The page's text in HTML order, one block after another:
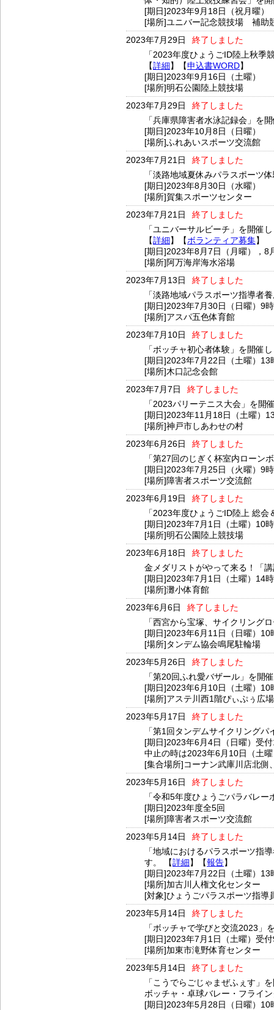
[期日]2023年9月18日（祝月曜）
[場所]ユニバー記念競技場 補助
2023年7月29日
終了しました
「2023年度ひょうごID陸上秋
【詳細】【申込書WORD】
[期日]2023年9月16日（土曜）
[場所]明石公園陸上競技場
2023年7月29日
終了しました
「兵庫県障害者水泳記録会」を
[期日]2023年10月8日（日曜）
[場所]ふれあいスポーツ交流館
2023年7月21日
終了しました
「淡路地域夏休みパラスポーツ
[期日]2023年8月30日（水曜）
[場所]賀集スポーツセンター
2023年7月21日
終了しました
「ユニバーサルビーチ」を開催
【詳細】 【ボランティア募集】
[期日]2023年8月7日（月曜），8
[場所]阿万海岸海水浴場
2023年7月13日
終了しました
「淡路地域パラスポーツ指導者
[期日]2023年7月30日（日曜）9
[場所]アスパ五色体育館
2023年7月10日
終了しました
「ボッチャ初心者体験」を開催
[期日]2023年7月22日（土曜）13
[場所]木口記念会館
2023年7月7日
終了しました
「2023パリーテニス大会」を開
[期日]2023年11月18日（土曜）
[場所]神戸市しあわせの村
2023年6月26日
終了しました
「第27回のじぎく杯室内ローン
[期日]2023年7月25日（火曜）9
[場所]障害者スポーツ交流館
2023年6月19日
終了しました
「2023年度ひょうごID陸上 総
[期日]2023年7月1日（土曜）10
[場所]明石公園陸上競技場
2023年6月18日
終了しました
金メダリストがやって来る！「
[期日]2023年7月1日（土曜）14
[場所]灘小体育館
2023年6月6日
終了しました
「西宮から宝塚、サイクリング
[期日]2023年6月11日（日曜）10
[場所]タンデム協会鳴尾駐輪場
2023年5月26日
終了しました
「第20回ふれ愛バザール」を開
[期日]2023年6月10日（土曜）10
[場所]アステ川西1階ぴぃぷぅ広場
2023年5月17日
終了しました
「第1回タンデムサイクリング
[期日]2023年6月4日（日曜）受
中止の時は2023年6月10日（土
[集合場所]コーナン武庫川店北側
2023年5月16日
終了しました
「令和5年度ひょうごパラバレ
[期日]2023年度全5回
[場所]障害者スポーツ交流館
2023年5月14日
終了しました
「地域におけるパラスポーツ指
す。 【詳細】【報告】
[期日]2023年7月22日（土曜）13
[場所]加古川人権文化センター
[対象]ひょうごパラスポーツ指導
2023年5月14日
終了しました
「ボッチャで学びと交流2023」
[期日]2023年7月1日（土曜）受
[場所]加東市滝野体育センター
2023年5月14日
終了しました
「こうでらごじゃまぜふぇす」
ボッチャ・卓球バレー・フライ
[期日]2023年5月28日（日曜）10